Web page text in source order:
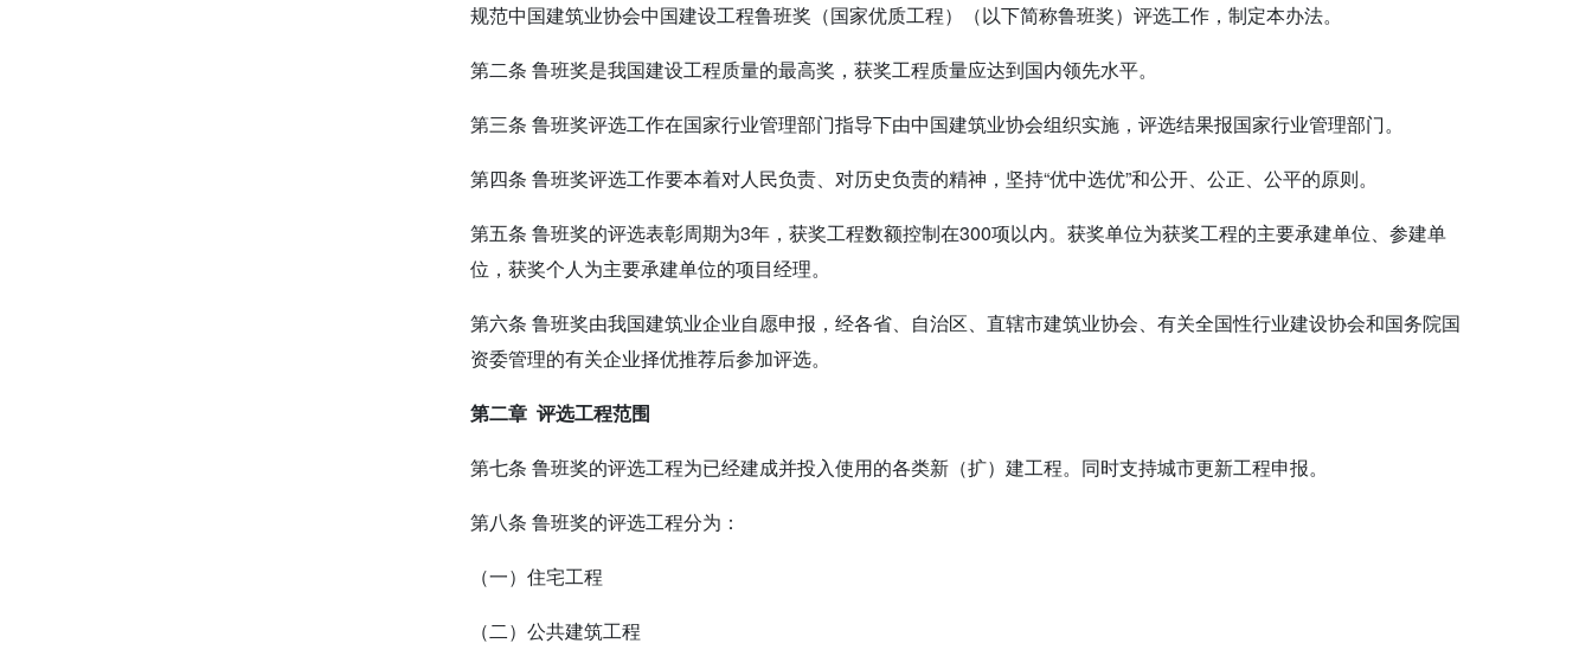
规范中国建筑业协会中国建设工程鲁班奖（国家优质工程）（以下简称鲁班奖）评选工作，制定本办法。
第二条 鲁班奖是我国建设工程质量的最高奖，获奖工程质量应达到国内领先水平。
第三条 鲁班奖评选工作在国家行业管理部门指导下由中国建筑业协会组织实施，评选结果报国家行业管理部门。
第四条 鲁班奖评选工作要本着对人民负责、对历史负责的精神，坚持“优中选优”和公开、公正、公平的原则。
第五条 鲁班奖的评选表彰周期为3年，获奖工程数额控制在300项以内。获奖单位为获奖工程的主要承建单位、参建单
位，获奖个人为主要承建单位的项目经理。
第六条 鲁班奖由我国建筑业企业自愿申报，经各省、自治区、直辖市建筑业协会、有关全国性行业建设协会和国务院国
资委管理的有关企业择优推荐后参加评选。
第二章 评选工程范围
第七条 鲁班奖的评选工程为已经建成并投入使用的各类新（扩）建工程。同时支持城市更新工程申报。
第八条 鲁班奖的评选工程分为：
（一）住宅工程
（二）公共建筑工程